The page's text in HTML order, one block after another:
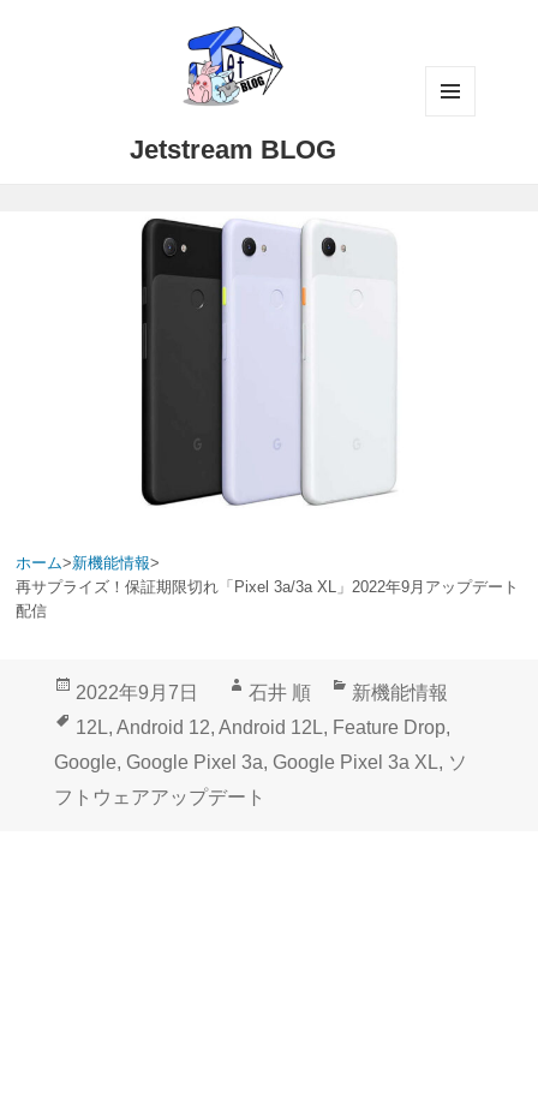
Jetstream BLOG
ホーム>新機能情報>
再サプライズ！保証期限切れ「Pixel 3a/3a XL」2022年9月アップデート
配信
投
稿
日:
2022年9月7日
作
成
者
石井 順
カ
テ
ゴ
新機能情報
タ
グ
12L, Android 12, Android 12L, Feature Drop,
Google, Google Pixel 3a, Google Pixel 3a XL, ソ
フトウェアアップデート